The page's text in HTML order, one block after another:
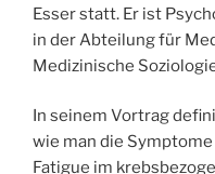
Esser statt. Er ist
in der Abteilung für
Medizinische
In seinem Vortrag
wie man die
Fatigue im